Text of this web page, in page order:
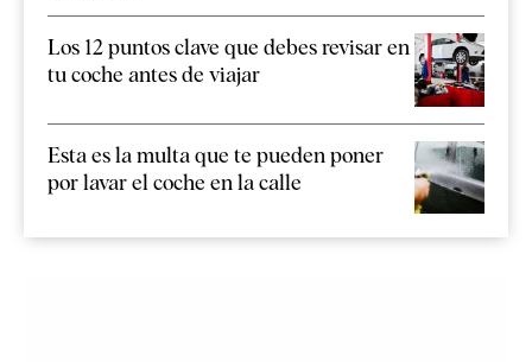
Los 12 puntos clave que debes revisar en
tu coche antes de viajar
Esta es la multa que te pueden poner
por lavar el coche en la calle